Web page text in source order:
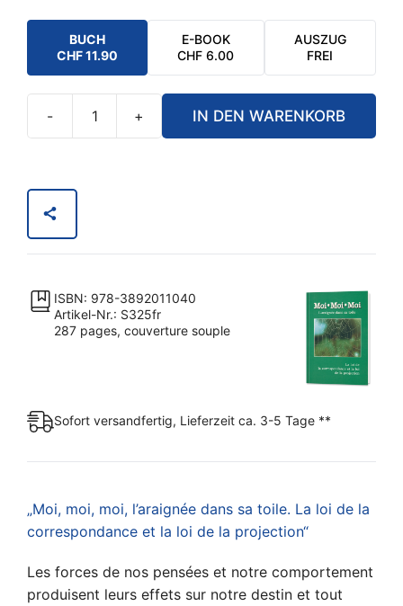
BUCH
CHF11.90
E-BOOK
CHF 6.00
AUSZUG
FREI
-
sa
Menge
+ IN DEN WARENKORB
ISBN: 978-3892011040
Artikel-Nr.: S325fr
287 pages, couverture souple
Sofort versandfertig, Lieferzeit ca. 3-5 Tage **
„Moi, moi, moi, l’araignée dans sa toile. La loi de la
correspondance et la loi de la projection“
Les forces de nos pensées et notre comportement
produisent leurs effets sur notre destin et tout